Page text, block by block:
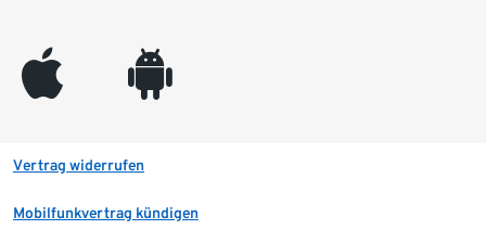
appleinc android
Vertrag widerrufen
Mobilfunkvertrag kündigen